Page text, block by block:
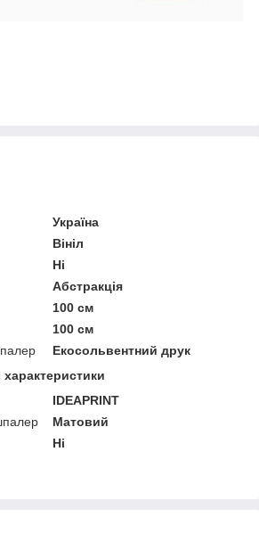
Україна
Вініл
Ні
Абстракція
100 см
100 см
Екосольвентний друк
IDEAPRINT
Матовий
Ні